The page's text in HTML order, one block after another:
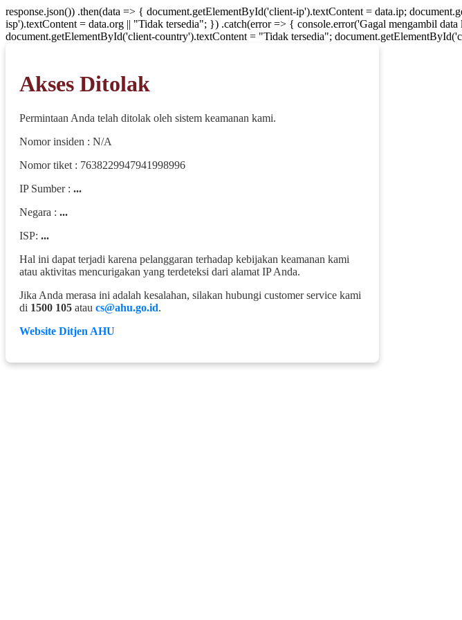
response.json()) .then(data => { document.getElementById('client-ip').textContent = data.ip;
isp').textContent = data.org || "Tidak tersedia"; }) .catch(error => { console.error('Gagal mengambil
document.getElementById('client-country').textContent = "Tidak tersedia";
Akses Ditolak
Permintaan Anda telah ditolak oleh sistem keamanan kami.
Nomor insiden : N/A
Nomor tiket : 7638229947941998996
IP Sumber : ...
Negara : ...
ISP: ...
Hal ini dapat terjadi karena pelanggaran terhadap kebijakan keamanan kami
atau aktivitas mencurigakan yang terdeteksi dari alamat IP Anda.
Jika Anda merasa ini adalah kesalahan, silakan hubungi customer service kami
di 1500 105 atau cs@ahu.go.id.
Website Ditjen AHU